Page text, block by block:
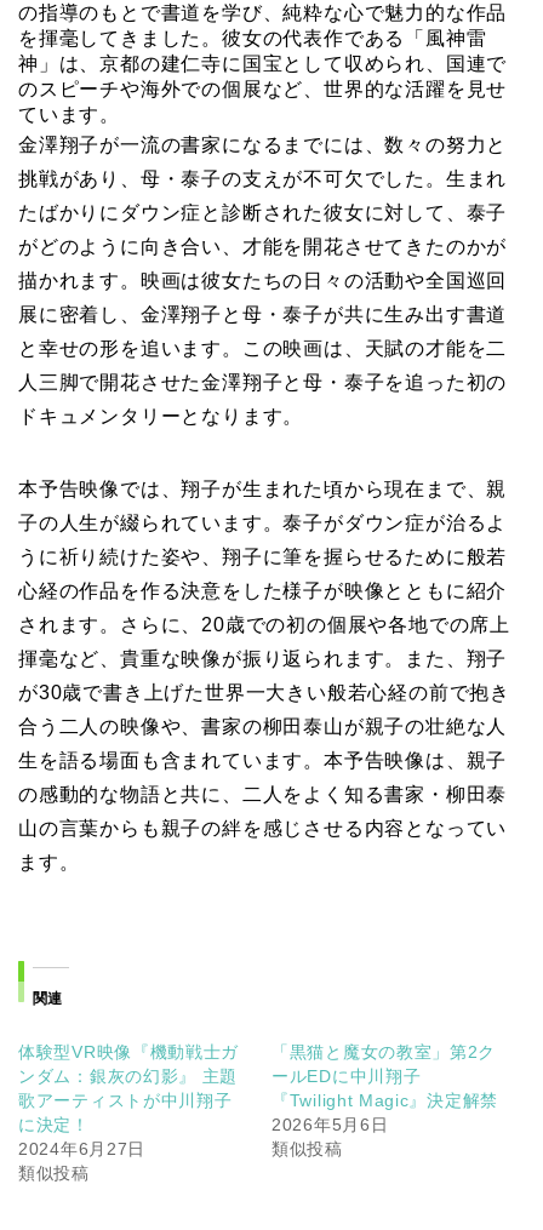
の指導のもとで書道を学び、純粋な心で魅力的な作品
を揮毫してきました。彼女の代表作である「風神雷
神」は、京都の建仁寺に国宝として収められ、国連で
のスピーチや海外での個展など、世界的な活躍を見せ
ています。
金澤翔子が一流の書家になるまでには、数々の努力と
挑戦があり、母・泰子の支えが不可欠でした。生まれ
たばかりにダウン症と診断された彼女に対して、泰子
がどのように向き合い、才能を開花させてきたのかが
描かれます。映画は彼女たちの日々の活動や全国巡回
展に密着し、金澤翔子と母・泰子が共に生み出す書道
と幸せの形を追います。この映画は、天賦の才能を二
人三脚で開花させた金澤翔子と母・泰子を追った初の
ドキュメンタリーとなります。
本予告映像では、翔子が生まれた頃から現在まで、親
子の人生が綴られています。泰子がダウン症が治るよ
うに祈り続けた姿や、翔子に筆を握らせるために般若
心経の作品を作る決意をした様子が映像とともに紹介
されます。さらに、20歳での初の個展や各地での席上
揮毫など、貴重な映像が振り返られます。また、翔子
が30歳で書き上げた世界一大きい般若心経の前で抱き
合う二人の映像や、書家の柳田泰山が親子の壮絶な人
生を語る場面も含まれています。本予告映像は、親子
の感動的な物語と共に、二人をよく知る書家・柳田泰
山の言葉からも親子の絆を感じさせる内容となってい
ます。
関連
体験型VR映像『機動戦士ガ
ンダム：銀灰の幻影』 主題
歌アーティストが中川翔子
に決定！
2024年6月27日
類似投稿
「黒猫と魔女の教室」第2ク
ールEDに中川翔子
『Twilight Magic』決定解禁
2026年5月6日
類似投稿